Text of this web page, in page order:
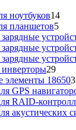
ноутбуков1414
планшетов55
2929
элементы 18650
GPS
RAID-
акустических